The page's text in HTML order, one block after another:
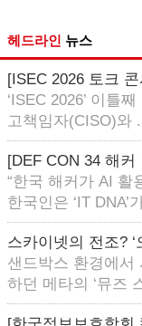
헤드라인 뉴스
[ISEC 2026 토크
‘ISEC 2026’ 이틀
고책임자(CISO)와
[DEF CON 34 해
“한국 해커가 AI 활
한국인은 ‘IT DNA’
스카이넷의 전조?
샌드박스 환경에서
하던 메타의 ‘뮤즈